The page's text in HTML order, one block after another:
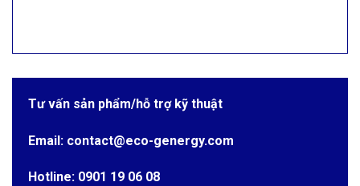
Tư vấn sản phẩm/hỗ trợ kỹ thuật
Email: contact@eco-genergy.com
Hotline: 0901 19 06 08